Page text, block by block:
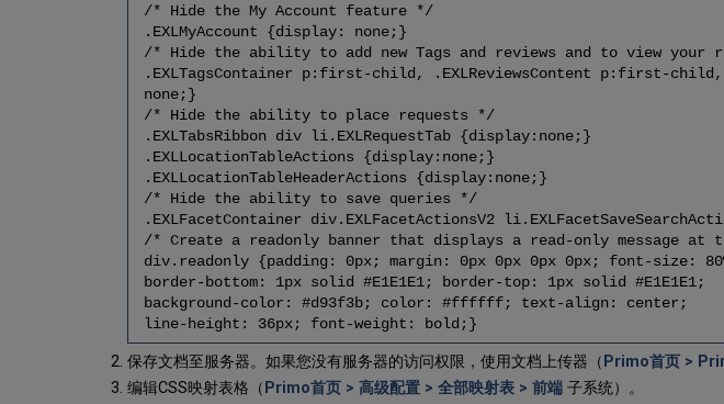
/* Hide the My Account feature */
.EXLMyAccount {display: none;}
/* Hide the ability to add new Tags and reviews and to view your
.EXLTagsContainer p:first-child, .EXLReviewsContent p:first-child,
none;}
/* Hide the ability to place requests */
.EXLTabsRibbon div li.EXLRequestTab {display:none;}
.EXLLocationTableActions {display:none;}
.EXLLocationTableHeaderActions {display:none;}
/* Hide the ability to save queries */
.EXLFacetContainer div.EXLFacetActionsV2
/* Create a readonly banner that displays a read-only message
div.readonly {padding: 0px; margin: 0px 0px 0px 0px; font-size:
border-bottom: 1px solid #E1E1E1; border-top: 1px solid #E1E1E1;
background-color: #d93f3b; color: #ffffff; text-align: center;
line-height: 36px; font-weight: bold;}
保存文档至服务器。如果您没有服务器的访问权限，使用文档上传器（ Primo首页 >
编辑CSS映射表格（ Primo首页 > 高级配置 > 全部映射表 > 前端 子系统）。